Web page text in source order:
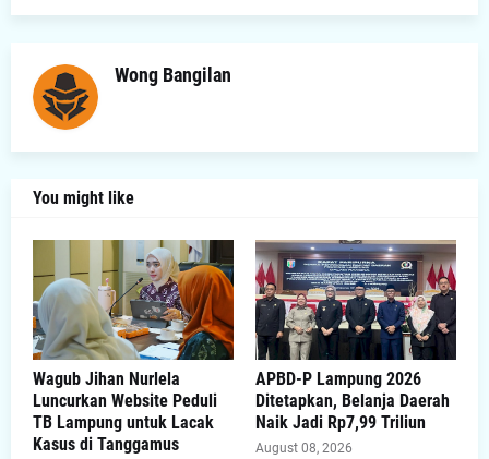
Wong Bangilan
You might like
Wagub Jihan Nurlela
Luncurkan Website Peduli
TB Lampung untuk Lacak
Kasus di Tanggamus
APBD-P Lampung 2026
Ditetapkan, Belanja Daerah
Naik Jadi Rp7,99 Triliun
August 08, 2026